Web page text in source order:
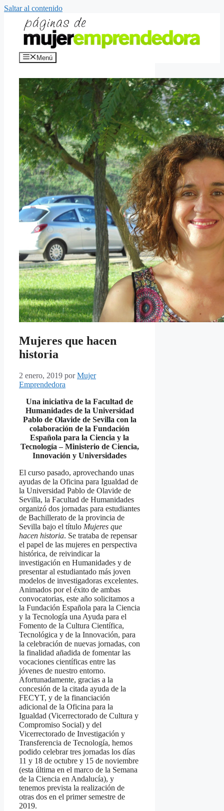
Saltar al contenido
Menú
Mujeres que hacen
historia
2 enero, 2019 porMujer
Emprendedora
Una iniciativa de la Facultad de
Humanidades de la Universidad
Pablo de Olavide de Sevilla con la
colaboración de la Fundación
Española para la Ciencia y la
Tecnología – Ministerio de Ciencia,
Innovación y Universidades
El curso pasado, aprovechando unas
ayudas de la Oficina para Igualdad de
la Universidad Pablo de Olavide de
Sevilla, la Facultad de Humanidades
organizó dos jornadas para estudiantes
de Bachillerato de la provincia de
Sevilla bajo el título Mujeres que
hacen historia. Se trataba de repensar
el papel de las mujeres en perspectiva
histórica, de reivindicar la
investigación en Humanidades y de
presentar al estudiantado más joven
modelos de investigadoras excelentes.
Animados por el éxito de ambas
convocatorias, este año solicitamos a
la Fundación Española para la Ciencia
y la Tecnología una Ayuda para el
Fomento de la Cultura Científica,
Tecnológica y de la Innovación, para
la celebración de nuevas jornadas, con
la finalidad añadida de fomentar las
vocaciones científicas entre las
jóvenes de nuestro entorno.
Afortunadamente, gracias a la
concesión de la citada ayuda de la
FECYT, y de la financiación
adicional de la Oficina para la
Igualdad (Vicerrectorado de Cultura y
Compromiso Social) y del
Vicerrectorado de Investigación y
Transferencia de Tecnología, hemos
podido celebrar tres jornadas los días
11 y 18 de octubre y 15 de noviembre
(esta última en el marco de la Semana
de la Ciencia en Andalucía), y
tenemos prevista la realización de
otras dos en el primer semestre de
2019.